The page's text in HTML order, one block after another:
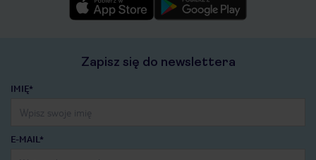
Zapisz się do newslettera
IMIĘ*
E-MAIL*